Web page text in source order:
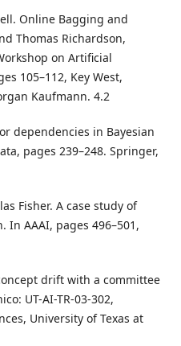
Online Bagging and
Thomas Richardson,
on Artificial
105–112, Key West,
Kaufmann. 4.2
dependencies in Bayesian
pages 239–248. Springer,
Fisher. A case study of
AAAI, pages 496–501,
drift with a committee
UT-AI-TR-03-302,
University of Texas at